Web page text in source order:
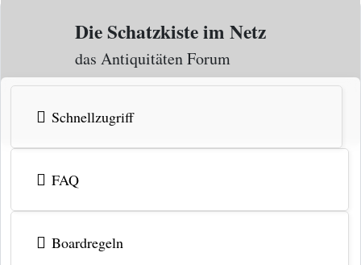
Zum Inhalt
Die Schatzkiste im Netz
das Antiquitäten Forum
Schnellzugriff
FAQ
Boardregeln